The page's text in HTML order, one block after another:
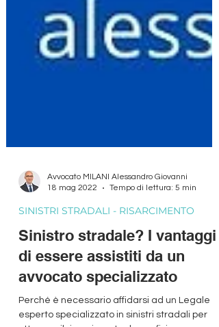
18 mag 2022
Tempo di lettura: 5 min
SINISTRI STRADALI - RISARCIMENTO
Sinistro stradale? I vantaggi
di essere assistiti da un
avvocato specializzato
Perché è necessario affidarsi ad un Legale